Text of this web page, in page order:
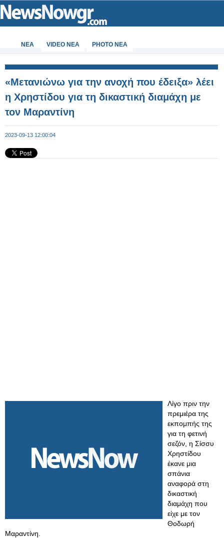
ΝΕΑ VIDEO NEA PHOTO NEA
«Μετανιώνω για την ανοχή που έδειξα» λέει
η Χρηστίδου για τη δικαστική διαμάχη με
τον Μαραντίνη
2023-09-13 12:00:04
Λίγο πριν την
πρεμιέρα της
εκπομπής της
για τη φετινή
σεζόν, η Σίσσυ
Χρηστίδου
έκανε μια
σπάνια
αναφορά στη
δικαστική
διαμάχη που
είχε με τον
Θοδωρή
Μαραντίνη.